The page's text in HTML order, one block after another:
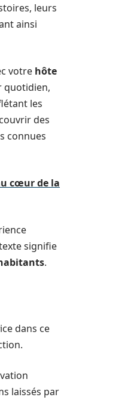
leurs
ainsi
votre hôte
quotidien,
les
des
connues
cœur de la
signifie
.
dans ce
laissés par